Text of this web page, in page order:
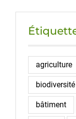
agriculture
biodiversité
bâtiment